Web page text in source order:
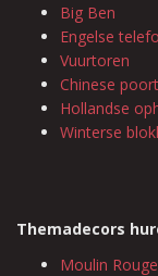
Big Ben
Engelse
Vuurtoren
Chinese
Hollandse
Winterse
Themadecors
Moulin